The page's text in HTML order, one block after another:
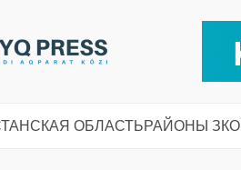
ОБЛАСТЬРАЙОНЫ ЗКО